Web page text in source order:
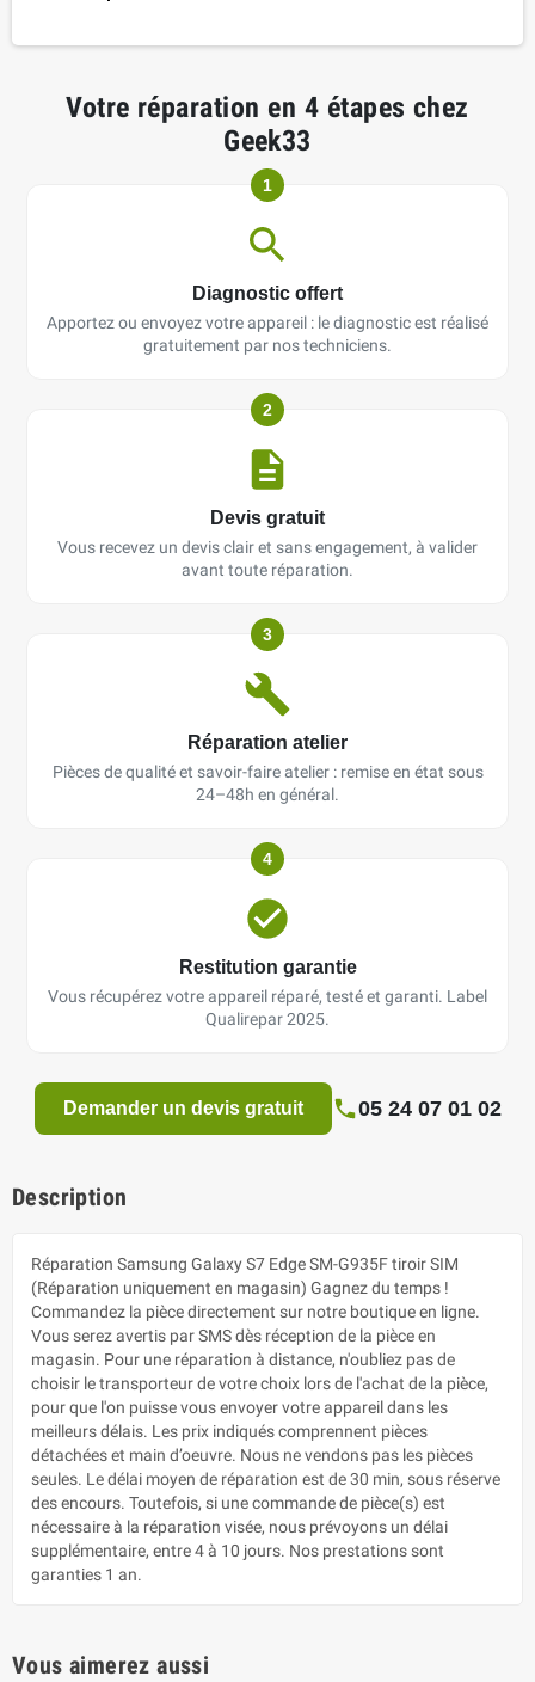
Votre réparation en 4 étapes chez
Geek33
1
Diagnostic offert
Apportez ou envoyez votre appareil : le diagnostic est réalisé
gratuitement par nos techniciens.
2
Devis gratuit
Vous recevez un devis clair et sans engagement, à valider
avant toute réparation.
3
Réparation atelier
Pièces de qualité et savoir-faire atelier : remise en état sous
24–48h en général.
4
Restitution garantie
Vous récupérez votre appareil réparé, testé et garanti. Label
Qualirepar 2025.
Demander un devis gratuit 05 24 07 01 02
Description
Réparation Samsung Galaxy S7 Edge SM-G935F tiroir SIM
(Réparation uniquement en magasin) Gagnez du temps !
Commandez la pièce directement sur notre boutique en ligne.
Vous serez avertis par SMS dès réception de la pièce en
magasin. Pour une réparation à distance, n'oubliez pas de
choisir le transporteur de votre choix lors de l'achat de la pièce,
pour que l'on puisse vous envoyer votre appareil dans les
meilleurs délais. Les prix indiqués comprennent pièces
détachées et main d’oeuvre. Nous ne vendons pas les pièces
seules. Le délai moyen de réparation est de 30 min, sous réserve
des encours. Toutefois, si une commande de pièce(s) est
nécessaire à la réparation visée, nous prévoyons un délai
supplémentaire, entre 4 à 10 jours. Nos prestations sont
garanties 1 an.
Vous aimerez aussi